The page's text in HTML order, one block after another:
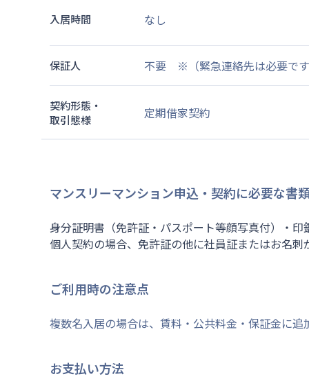
入居時間 なし
保証人 不要 ※（緊急連絡先は必要です
契約形態・
取引態様
定期借家契約
マンスリーマンション申込・契約に必要な書
身分証明書（免許証・パスポート等顔写真付）・印
個人契約の場合、免許証の他に社員証またはお名刺
ご利用時の注意点
複数名入居の場合は、賃料・公共料金・保証金に追
お支払い方法